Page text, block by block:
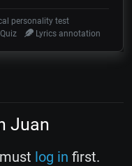
personality test
Lyrics annotation
Juan
log in first.